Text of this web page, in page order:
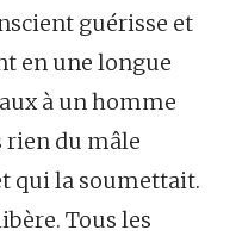
guérisse et
en une longue
à un homme
rien du mâle
qui la soumettait.
Tous les